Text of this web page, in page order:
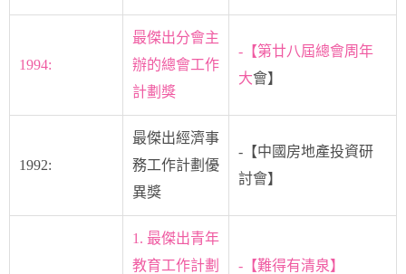
1994:
最傑出分會主
辦的總會工作
計劃獎
-【第廿八屆總會周年
大會】
1992:
最傑出經濟事
務工作計劃優
異獎
-【中國房地產投資研
討會】
1. 最傑出青年
教育工作計劃
-【難得有清泉】